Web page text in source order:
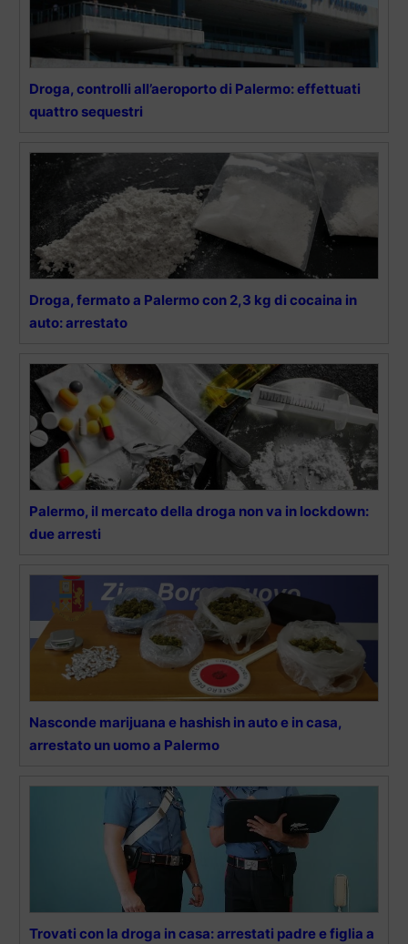
Droga, controlli all’aeroporto di Palermo: effettuati
quattro sequestri
Droga, fermato a Palermo con 2,3 kg di cocaina in
auto: arrestato
Palermo, il mercato della droga non va in lockdown:
due arresti
Nasconde marijuana e hashish in auto e in casa,
arrestato un uomo a Palermo
Trovati con la droga in casa: arrestati padre e figlia a